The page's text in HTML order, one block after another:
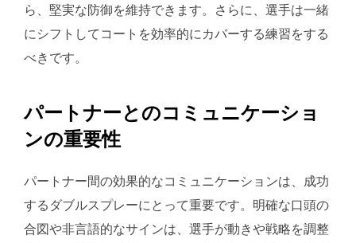
ら、堅実な防御を維持できます。さらに、選手は一緒
にシフトしてコートを効率的にカバーする練習をする
べきです。
パートナーとのコミュニケーショ
ンの重要性
パートナー間の効果的なコミュニケーションは、成功
するダブルスプレーにとって重要です。明確な口頭の
合図や非言語的なサインは、選手が動きや戦略を調整